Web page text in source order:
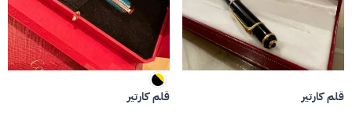
قلم كارتير قلم كارتير